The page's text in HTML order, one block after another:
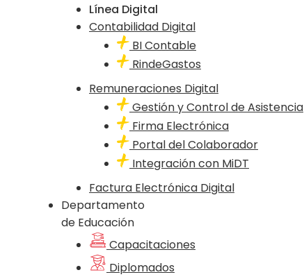
Línea Digital
Contabilidad Digital
BI Contable
RindeGastos
Remuneraciones Digital
Gestión y Control de Asistencia
Firma Electrónica
Portal del Colaborador
Integración con MiDT
Factura Electrónica Digital
Departamento
de Educación
Capacitaciones
Diplomados